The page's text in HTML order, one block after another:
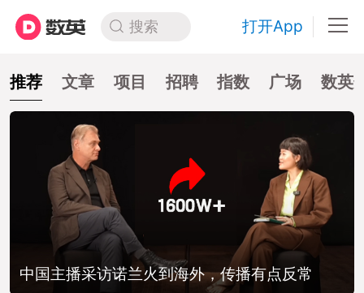
搜索 打开App
推荐 文章 项目 招聘 指数 广场 数英
中国主播采访诺兰火到海外，传播有点反常